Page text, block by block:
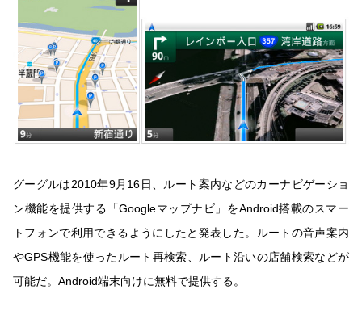
グーグルは2010年9月16日、ルート案内などのカーナビゲーショ
ン機能を提供する「Googleマップナビ」をAndroid搭載のスマー
トフォンで利用できるようにしたと発表した。ルートの音声案内
やGPS機能を使ったルート再検索、ルート沿いの店舗検索などが
可能だ。Android端末向けに無料で提供する。